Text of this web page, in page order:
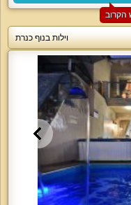
וילות בנוף כנרת